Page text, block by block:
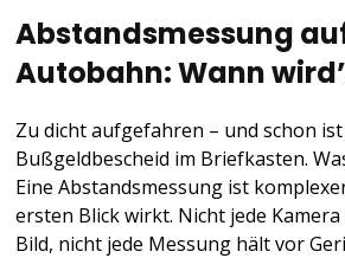
Abstandsmessung
Autobahn: Wann
Zu dicht aufgefahren – und schon
Bußgeldbescheid im Briefkasten.
Eine Abstandsmessung ist
ersten Blick wirkt. Nicht jede
Bild, nicht jede Messung hält vor